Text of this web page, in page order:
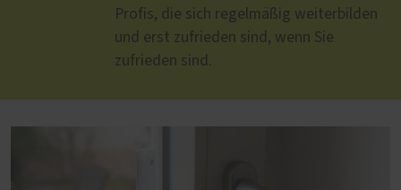
Profis, die sich regelmäßig weiterbilden
und erst zufrieden sind, wenn Sie
zufrieden sind.